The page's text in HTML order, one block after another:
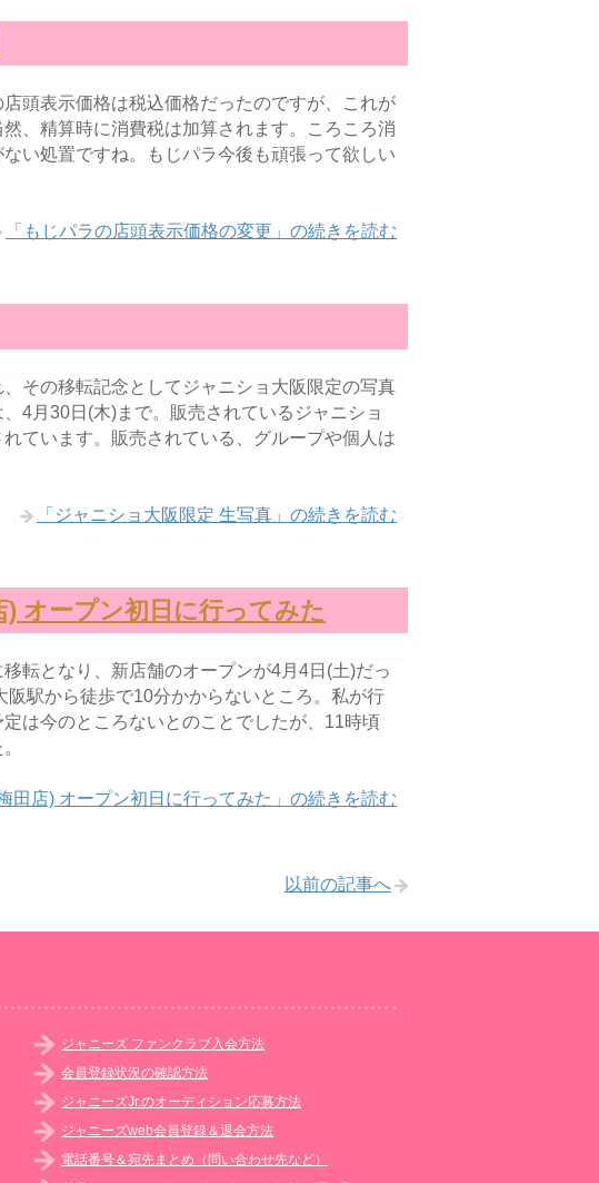
頭表示価格は税込価格だったのですが、これが
、精算時に消費税は加算されます。ころころ消
い処置ですね。もじパラ今後も頑張って欲しい
「もじパラの店頭表示価格の変更」の続きを読む
その移転記念としてジャニショ大阪限定の写真
4月30日(木)まで。販売されているジャニショ
ています。販売されている、グループや個人は
「ジャニショ大阪限定 生写真」の続きを読む
オープン初日に行ってみた
転となり、新店舗のオープンが4月4日(土)だっ
駅から徒歩で10分かからないところ。私が行
は今のところないとのことでしたが、11時頃
田店) オープン初日に行ってみた」の続きを読む
以前の記事へ
ジャニーズ ファンクラブ入会方法
会員登録状況の確認方法
ジャニーズJr.のオーディション応募方法
ジャニーズweb会員登録＆退会方法
電話番号＆宛先まとめ（問い合わせ先など）